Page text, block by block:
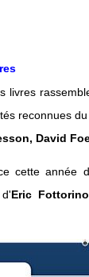
livres
reconnues
David
cette
Eric